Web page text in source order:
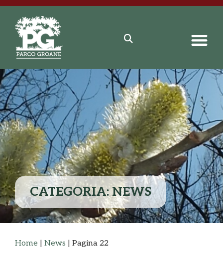
CATEGORIA: NEWS
Home | News | Pagina 22